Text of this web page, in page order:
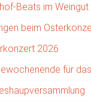
Beats im Weingut
beim
2026
für